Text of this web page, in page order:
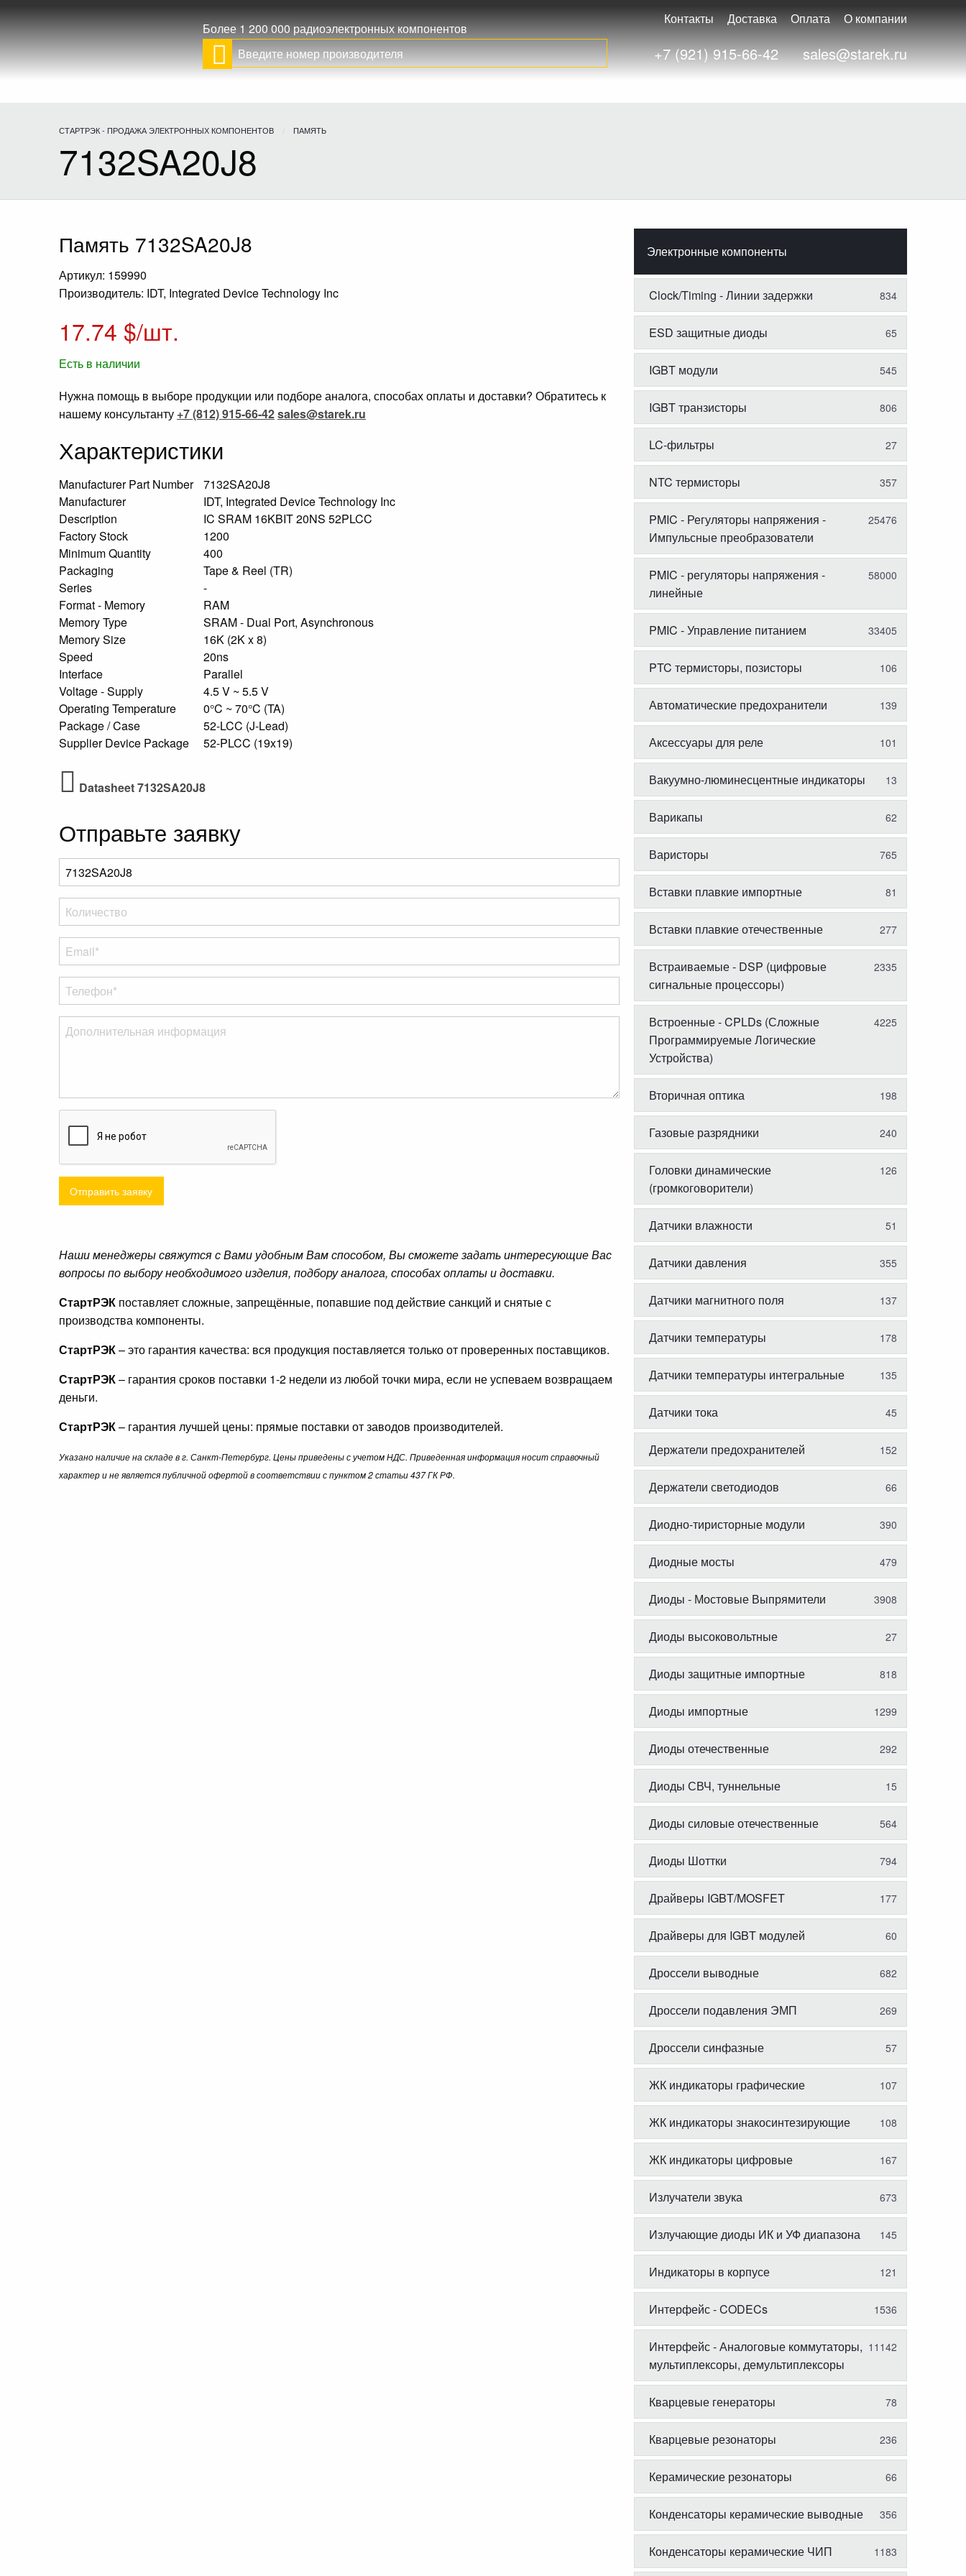
Более 1 200 000 радиоэлектронных компонентов
Контакты Доставка Оплата О компании
+7 (921) 915-66-42 sales@starek.ru
СТАРТРЭК - ПРОДАЖА ЭЛЕКТРОННЫХ КОМПОНЕНТОВ ПАМЯТЬ
7132SA20J8
Память 7132SA20J8
Артикул: 159990
Производитель: IDT, Integrated Device Technology Inc
17.74 $/шт.
Есть в наличии
Нужна помощь в выборе продукции или подборе аналога, способах оплаты и доставки? Обратитесь к
нашему консультанту +7 (812) 915-66-42sales@starek.ru
Характеристики
Manufacturer Part Number 7132SA20J8
Manufacturer
IDT, Integrated Device Technology Inc
Description
IC SRAM 16KBIT 20NS 52PLCC
Factory Stock
1200
Minimum Quantity
400
Packaging
Tape & Reel (TR)
Series
-
Format - Memory
RAM
Memory Type
SRAM - Dual Port, Asynchronous
Memory Size
16K (2K x 8)
Speed
20ns
Interface
Parallel
Voltage - Supply
4.5 V ~ 5.5 V
Operating Temperature
0°C ~ 70°C (TA)
Package / Case
52-LCC (J-Lead)
Supplier Device Package
52-PLCC (19x19)
Datasheet 7132SA20J8
Отправьте заявку
Отправить заявку
Наши менеджеры свяжутся с Вами удобным Вам способом, Вы сможете задать интересующие Вас
вопросы по выбору необходимого изделия, подбору аналога, способах оплаты и доставки.
СтартРЭК поставляет сложные, запрещённые, попавшие под действие санкций и снятые с
производства компоненты.
СтартРЭК– это гарантия качества: вся продукция поставляется только от проверенных поставщиков.
СтартРЭК– гарантия сроков поставки 1-2 недели из любой точки мира, если не успеваем возвращаем
деньги.
СтартРЭК– гарантия лучшей цены: прямые поставки от заводов производителей.
Указано наличие на складе в г. Санкт-Петербург. Цены приведены с учетом НДС. Приведенная информация носит справочный
характер и не является публичной офертой в соответствии с пунктом 2 статьи 437 ГК РФ.
Электронные компоненты
Clock/Timing - Линии задержки 834
ESD защитные диоды 65
IGBT модули 545
IGBT транзисторы 806
LC-фильтры 27
NTC термисторы 357
PMIC - Регуляторы напряжения -
Импульсные преобразователи
25476
PMIC - регуляторы напряжения -
линейные
58000
PMIC - Управление питанием 33405
PTC термисторы, позисторы 106
Автоматические предохранители 139
Аксессуары для реле 101
Вакуумно-люминесцентные индикаторы 13
Варикапы 62
Варисторы 765
Вставки плавкие импортные 81
Вставки плавкие отечественные 277
Встраиваемые - DSP (цифровые
сигнальные процессоры)
2335
Встроенные - CPLDs (Сложные
Программируемые Логические
Устройства)
4225
Вторичная оптика 198
Газовые разрядники 240
Головки динамические
(громкоговорители)
126
Датчики влажности 51
Датчики давления 355
Датчики магнитного поля 137
Датчики температуры 178
Датчики температуры интегральные 135
Датчики тока 45
Держатели предохранителей 152
Держатели светодиодов 66
Диодно-тиристорные модули 390
Диодные мосты 479
Диоды - Мостовые Выпрямители 3908
Диоды высоковольтные 27
Диоды защитные импортные 818
Диоды импортные 1299
Диоды отечественные 292
Диоды СВЧ, туннельные 15
Диоды силовые отечественные 564
Диоды Шоттки 794
Драйверы IGBT/MOSFET 177
Драйверы для IGBT модулей 60
Дроссели выводные 682
Дроссели подавления ЭМП 269
Дроссели синфазные 57
ЖК индикаторы графические 107
ЖК индикаторы знакосинтезирующие 108
ЖК индикаторы цифровые 167
Излучатели звука 673
Излучающие диоды ИК и УФ диапазона 145
Индикаторы в корпусе 121
Интерфейс - CODECs 1536
Интерфейс - Аналоговые коммутаторы,
мультиплексоры, демультиплексоры
11142
Кварцевые генераторы 78
Кварцевые резонаторы 236
Керамические резонаторы 66
Конденсаторы керамические выводные 356
Конденсаторы керамические ЧИП 1183